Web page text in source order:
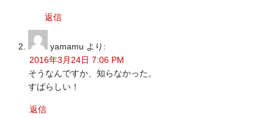
返信
yamamu より:
2016年3月24日 7:06 PM
そうなんですか、知らなかった。
すばらしい！
返信